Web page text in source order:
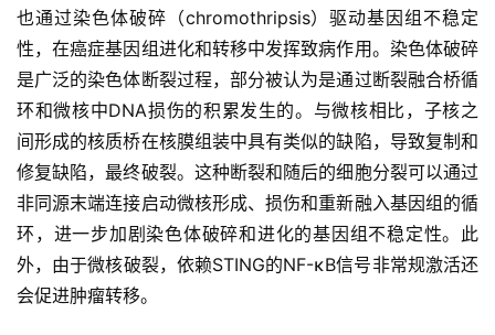
也通过染色体破碎（chromothripsis）驱动基因组不稳定
性，在癌症基因组进化和转移中发挥致病作用。染色体破碎
是广泛的染色体断裂过程，部分被认为是通过断裂融合桥循
环和微核中DNA损伤的积累发生的。与微核相比，子核之
间形成的核质桥在核膜组装中具有类似的缺陷，导致复制和
修复缺陷，最终破裂。这种断裂和随后的细胞分裂可以通过
非同源末端连接启动微核形成、损伤和重新融入基因组的循
环，进一步加剧染色体破碎和进化的基因组不稳定性。此
外，由于微核破裂，依赖STING的NF-κB信号非常规激活还
会促进肿瘤转移。